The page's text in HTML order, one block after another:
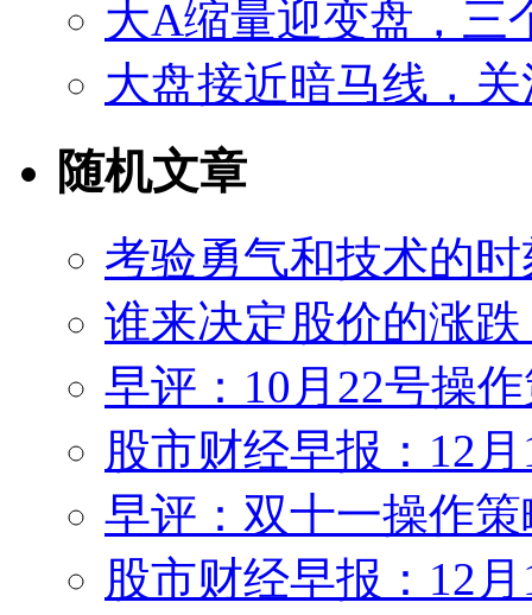
大A缩量迎变盘，三
大盘接近暗马线，
随机文章
考验勇气和技术的
谁来决定股价的涨跌
早评：10月22号操
股市财经早报：12
早评：双十一操作策
股市财经早报：12